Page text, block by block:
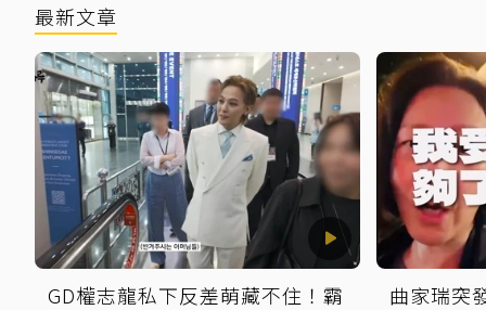
最新文章
GD權志龍私下反差萌藏不住！霸
曲家瑞突